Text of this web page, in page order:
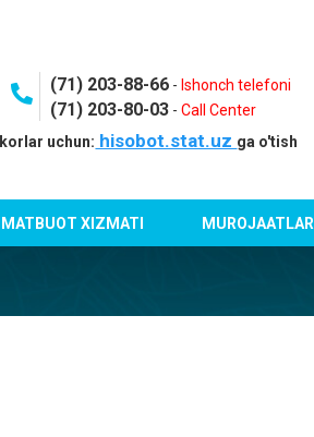
(71) 203-88-66 - Ishonch telefoni
(71) 203-80-03 -Call Center
uchun: hisobot.stat.uz ga o'tish
MATBUOT XIZMATI MUROJAATLAR